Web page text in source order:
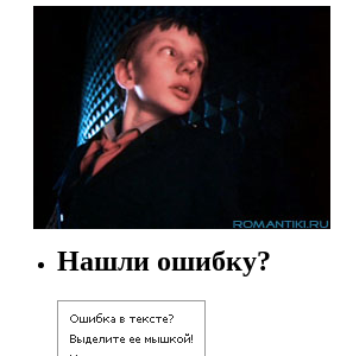
Нашли ошибку?